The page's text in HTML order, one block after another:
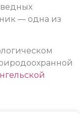
— одна из